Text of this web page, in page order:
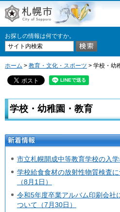
札幌市
お探しの情報は何ですか。
ホーム > 教育・文化・スポーツ > 学校・幼
学校・幼稚園・教育
新着情報
市立札幌開成中等教育学校の入学
学校給食食材の放射性物質検査
（8月1日）
令和5年度卒業アルバム印刷会社
ついて（7月30日）